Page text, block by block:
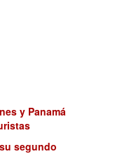
y Panamá
segundo